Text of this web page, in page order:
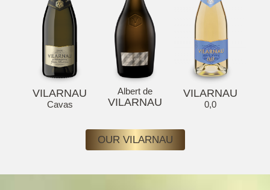
VILARNAU
Cavas
Albert de
VILARNAU
VILARNAU
0,0
OUR VILARNAU